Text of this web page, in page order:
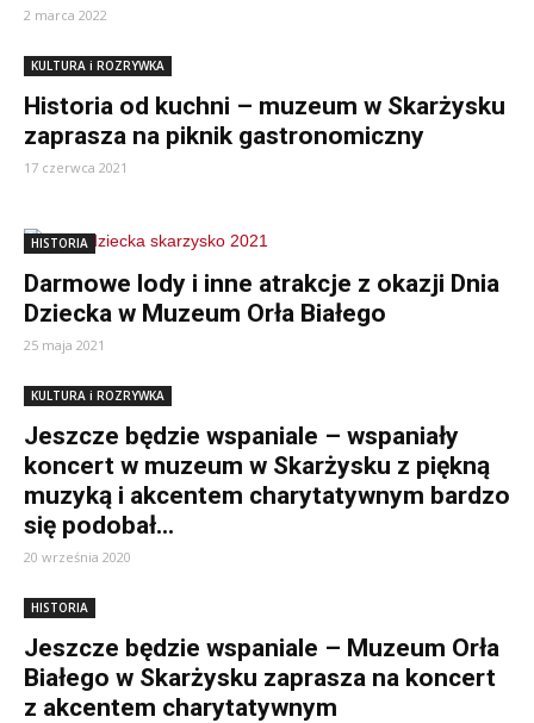
2 marca 2022
KULTURA i ROZRYWKA
Historia od kuchni – muzeum w Skarżysku
zaprasza na piknik gastronomiczny
17 czerwca 2021
HISTORIA
Darmowe lody i inne atrakcje z okazji Dnia
Dziecka w Muzeum Orła Białego
25 maja 2021
KULTURA i ROZRYWKA
Jeszcze będzie wspaniale – wspaniały
koncert w muzeum w Skarżysku z piękną
muzyką i akcentem charytatywnym bardzo
się podobał...
20 września 2020
HISTORIA
Jeszcze będzie wspaniale – Muzeum Orła
Białego w Skarżysku zaprasza na koncert
z akcentem charytatywnym